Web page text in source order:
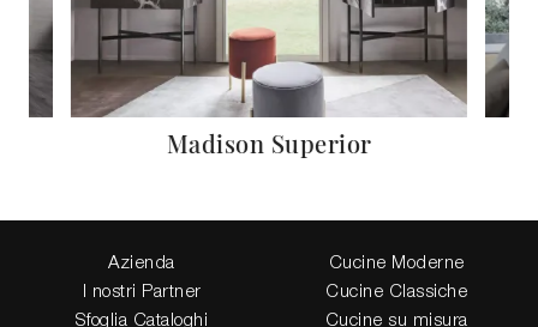
Madison Superior
Azienda
I nostri Partner
Sfoglia Cataloghi
Cucine Moderne
Cucine Classiche
Cucine su misura